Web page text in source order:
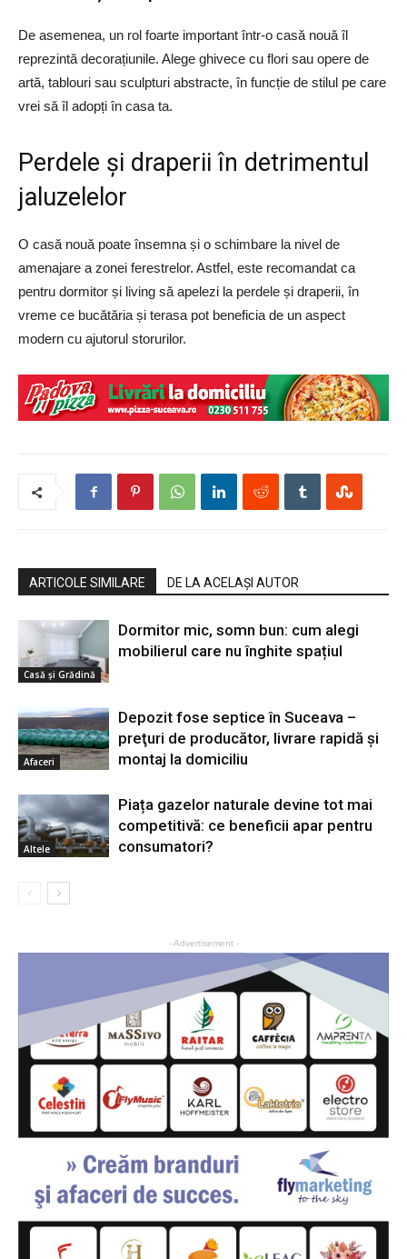
De asemenea, un rol foarte important într-o casă nouă îl
reprezintă decorațiunile. Alege ghivece cu flori sau opere de
artă, tablouri sau sculpturi abstracte, în funcție de stilul pe care
vrei să îl adopți în casa ta.
Perdele și draperii în detrimentul
jaluzelelor
O casă nouă poate însemna și o schimbare la nivel de
amenajare a zonei ferestrelor. Astfel, este recomandat ca
pentru dormitor și living să apelezi la perdele și draperii, în
vreme ce bucătăria și terasa pot beneficia de un aspect
modern cu ajutorul storurilor.
ARTICOLE SIMILARE DE LA ACELAȘI AUTOR
Casă şi Grădină
Dormitor mic, somn bun: cum alegi
mobilierul care nu înghite spațiul
Afaceri
Depozit fose septice în Suceava –
preţuri de producător, livrare rapidă şi
montaj la domiciliu
Altele
Piața gazelor naturale devine tot mai
competitivă: ce beneficii apar pentru
consumatori?
- Advertisement -